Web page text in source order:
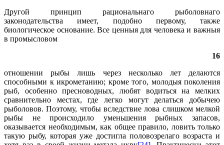
Другой принцип рациональнаго рыболовнаго
законодательства имеет, подобно первому, также
биологическое основание. Все ценныя для человека и важныя
в промысловом
16
отношении рыбы лишь через несколько лет делаются
способными к икрометанию; кроме того, молодыя поколения
рыб, особенно пресноводных, любят водиться на мелких
сравнительно местах, где легко могут делаться добычею
рыболовов. Поэтому, чтобы вследствие лова слишком мелкой
рыбы не происходило уменьшения рыбных запасов,
оказывается необходимым, как общее правило, ловить только
такую рыбу, которая уже достигла половозрелаго возраста и